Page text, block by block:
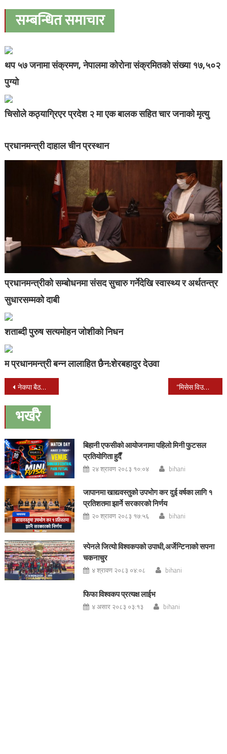
सम्बन्धित समाचार
थप ५७ जनामा संक्रमण, नेपालमा कोरोना संक्रमितको संख्या १७,५०२
पुग्यो
चिसोले कठ्याग्रिएर प्रदेश २ मा एक बालक सहित चार जनाको मृत्यु
प्रधानमन्त्री दाहाल चीन प्रस्थान
प्रधानमन्त्रीको सम्बोधनमा संसद सुचारु गर्नेदेखि स्वास्थ्य र अर्थतन्त्र
सुधारसम्मको दाबी
शताब्दी पुरुष सत्यमोहन जोशीको निधन
म प्रधानमन्त्री बन्न लालाहित छैन:शेरबहादुर देउवा
Post
navigation
नेकपा बैठक बहिस्कारः नेपाल, खनाल, श्रेष्ठ र गौतम आक्रोशित “मिसेस विउटी कुइन नेपाल २०१८” आवेदन फारम खुल्ला
भर्खरै
बिहानी एफसीको आयोजनामा पहिलो मिनी फुटसल
प्रतियोगिता हुदैँ
२४ श्रावण २०८३ १०:०४ bihani
जापानमा खाद्यवस्तुको उपभोग कर दुई वर्षका लागि १
प्रतिशतमा झार्ने सरकारको निर्णय
२० श्रावण २०८३ १७:५६ bihani
स्पेनले जित्यो विश्वकपको उपाधी,अर्जेन्टिनाको सपना
चकनाचुर
४ श्रावण २०८३ ०४:०८ bihani
फिफा विश्वकप प्रत्यक्ष लाईभ
४ असार २०८३ ०३:१३ bihani